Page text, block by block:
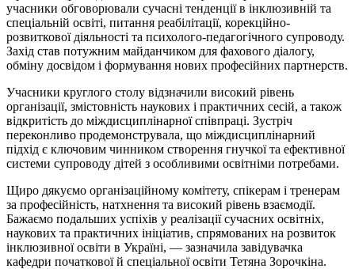
учасники обговорювали сучасні тенденції в інклюзивній та
спеціальній освіті, питання реабілітації, корекційно-
розвиткової діяльності та психолого-педагогічного супроводу.
Захід став потужним майданчиком для фахового діалогу,
обміну досвідом і формування нових професійних партнерств.
Учасники круглого столу відзначили високий рівень
організації, змістовність наукових і практичних сесій, а також
відкритість до міждисциплінарної співпраці. Зустріч
переконливо продемонструвала, що міждисциплінарний
підхід є ключовим чинником створення гнучкої та ефективної
системи супроводу дітей з особливими освітніми потребами.
Щиро дякуємо організаційному комітету, спікерам і тренерам
за професійність, натхнення та високий рівень взаємодії.
Бажаємо подальших успіхів у реалізації сучасних освітніх,
наукових та практичних ініціатив, спрямованих на розвиток
інклюзивної освіти в Україні, — зазначила завідувачка
кафедри початкової й спеціальної освіти Тетяна Зорочкіна.